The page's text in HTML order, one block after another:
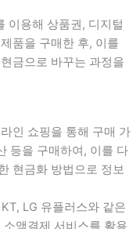
이용해 상품권, 디지털
품을 구매한 후, 이를
금으로 바꾸는 과정을
인 쇼핑을 통해 구매 가
등을 구매하여, 이를 다
현금화 방법으로 정보
LG 유플러스와 같은
액결제 서비스를 활용